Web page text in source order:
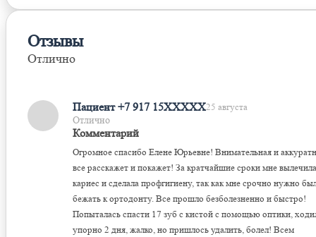
Отзывы
Отлично
Пациент +7 917 15XXXXX25 августа
Отлично
Комментарий
Огромное спасибо Елене Юрьевне! Внимательная и
все расскажет и покажет! За кратчайшие сроки мне вылечила
кариес​ и сделала профгигиену, так как мне срочно нужно
бежать к ортодонту. Все прошло безболезненно и быстро!
Попыталась спасти 17 зуб с кистой с помощью оптики,
упорно 2 дня, жалко, но пришлось удалить, болел! Всем